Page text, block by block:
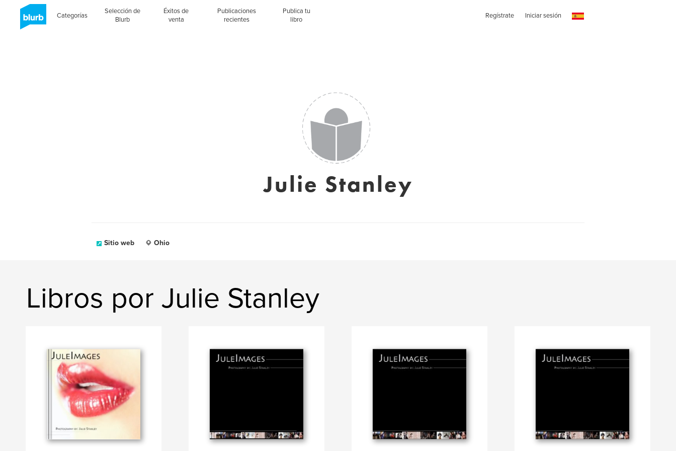
Categorías
Selección de
Blurb
Éxitos de
venta
Publicaciones
recientes
Publica tu
libro
Regístrate Iniciar sesión
Julie Stanley
Sitio web Ohio
Libros por Julie Stanley